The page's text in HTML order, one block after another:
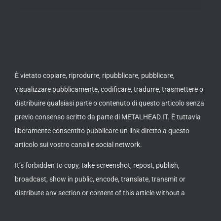
È vietato copiare, riprodurre, ripubblicare, pubblicare,
visualizzare pubblicamente, codificare, tradurre, trasmettere o
distribuire qualsiasi parte o contenuto di questo articolo senza
previo consenso scritto da parte di METALHEAD.IT. È tuttavia
liberamente consentito pubblicare un link diretto a questo
articolo sui vostro canali e social network.
It’s forbidden to copy, take screenshot, repost, publish,
broadcast, show in public, encode, translate, transmit or
distribute any section or content of this article without a